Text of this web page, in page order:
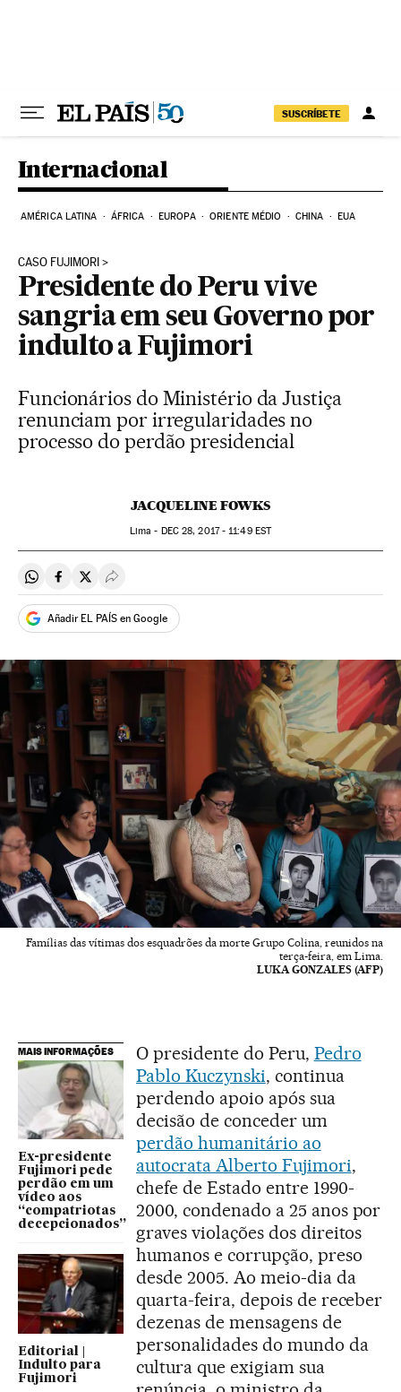
SUSCRÍBETE
Internacional
AMÉRICA LATINA ÁFRICA EUROPA ORIENTE MÉDIO CHINA EUA
CASO FUJIMORI
Presidente do Peru vive
sangria em seu Governo por
indulto a Fujimori
Funcionários do Ministério da Justiça
renunciam por irregularidades no
processo do perdão presidencial
JACQUELINE FOWKS
Lima - DEC28, 2017 - 11:49EST
Compartir en Whatsapp
Compartir en Facebook
Compartir en Twitter
Desplegar Redes Sociales
Añadir EL PAÍS en Google
Famílias das vítimas dos esquadrões da morte Grupo Colina, reunidos na
terça-feira, em Lima.
LUKA GONZALES (AFP)
MAIS INFORMAÇÕES
Ex-presidente
Fujimori pede
perdão em um
vídeo aos
“compatriotas
decepcionados”
Editorial |
Indulto para
Fujimori
O presidente do Peru, Pedro
Pablo Kuczynski, continua
perdendo apoio após sua
decisão de conceder um
perdão humanitário ao
autocrata Alberto Fujimori,
chefe de Estado entre 1990-
2000, condenado a 25 anos por
graves violações dos direitos
humanos e corrupção, preso
desde 2005. Ao meio-dia da
quarta-feira, depois de receber
dezenas de mensagens de
personalidades do mundo da
cultura que exigiam sua